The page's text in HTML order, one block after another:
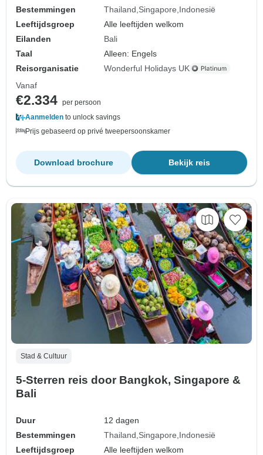
Bestemmingen
Thailand Singapore Indonesië
Leeftijdsgroep
Alle leeftijden welkom
Eilanden
Bali
Taal
Alleen: Engels
Reisorganisatie
Wonderful Holidays UK
Vanaf
€2.334 per persoon
Aanmelden to unlock savings
Prijs gebaseerd op privé tweepersoonskamer
Bekijk reis
Download brochure
Stad & Cultuur
5-Sterren reis door Bangkok, Singapore &
Bali
Duur
12 dagen
Bestemmingen
Thailand Singapore Indonesië
Leeftijdsgroep
Alle leeftijden welkom